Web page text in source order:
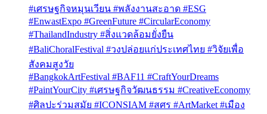
#เศรษฐกิจหมุนเวียน #พลังงานสะอาด #ESG
#EnwastExpo #GreenFuture #CircularEconomy
#ThailandIndustry #สิ่งแวดล้อมยั่งยืน
#BaliChoralFestival #วงปล่อยแก่ประเทศไทย #วิจัยเพื่อ
สังคมสูงวัย
#BangkokArtFestival #BAF11 #CraftYourDreams
#PaintYourCity #เศรษฐกิจวัฒนธรรม #CreativeEconomy
#ศิลปะร่วมสมัย #ICONSIAM #สศร #ArtMarket #เมือง